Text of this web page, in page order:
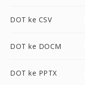
DOT ke CSV
DOT ke DOCM
DOT ke PPTX